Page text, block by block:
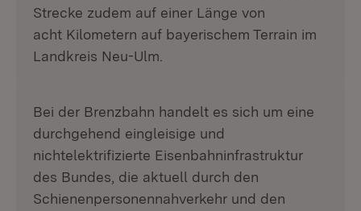
Strecke zudem auf einer Länge von
acht Kilometern auf bayerischem Terrain im
Landkreis Neu-Ulm.
Bei der Brenzbahn handelt es sich um eine
durchgehend eingleisige und
nichtelektrifizierte Eisenbahninfrastruktur
des Bundes, die aktuell durch den
Schienenpersonennahverkehr und den